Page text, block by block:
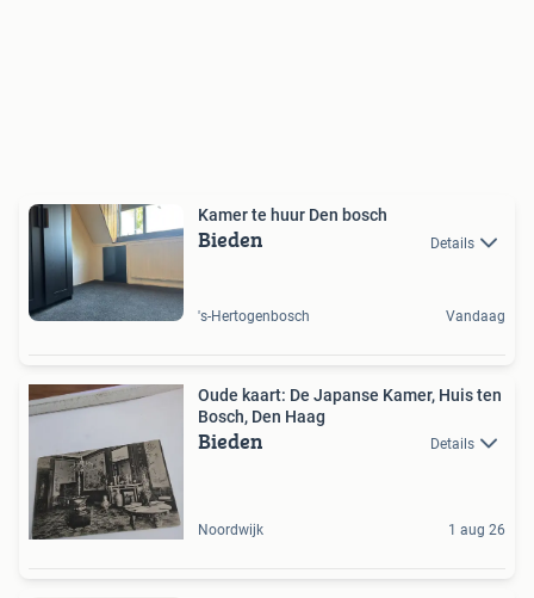
Kamer te huur Den bosch
Bieden Details
's-Hertogenbosch Vandaag
Oude kaart: De Japanse Kamer, Huis ten
Bosch, Den Haag
Bieden Details
Noordwijk 1 aug 26